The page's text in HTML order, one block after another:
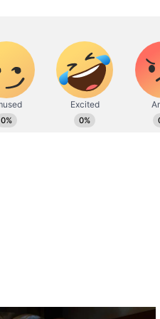
G7
लंदन में
आरोपी
एक लाइफ राफ्ट नीचे
नहीं हुई थी। लहरों की
के क्षेत्र में कार्यरत। कुल 22
में परास्नातक की डिग्री के
साथ सामाजिक मुद्दों पर लिखने की
(DB DIGITAL) जैसे मीडिया